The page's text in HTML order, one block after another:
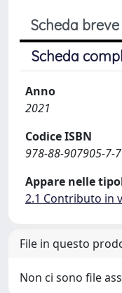
Scheda breve
Scheda
Anno
2021
Codice ISBN
978-88-907905-7-7
Appare nelle
2.1 Contributo in
File in questo
Non ci sono file